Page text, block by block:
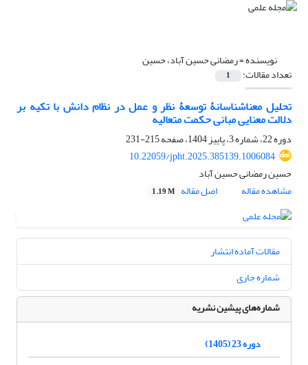
نویسنده =رمضانی حسین آباد، حسین
تعداد مقالات: 1
تحلیل معناشناسانۀ توسعۀ نظر و عمل در نظام دانش با تکیه بر
دلالت معنایی مبانی حکمت متعالیه
دوره 22، شماره 3، پاییز 1404، صفحه
215-231
10.22059/jpht.2025.385139.1006084
حسین رمضانی حسین آباد
مشاهده مقاله
اصل مقاله 1.19 M
مقالات آماده انتشار
شماره جاری
شماره‌های پیشین نشریه
دوره 23 (1405)